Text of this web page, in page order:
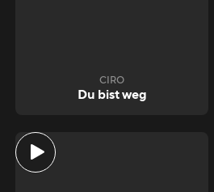
CIRO
Du bist weg